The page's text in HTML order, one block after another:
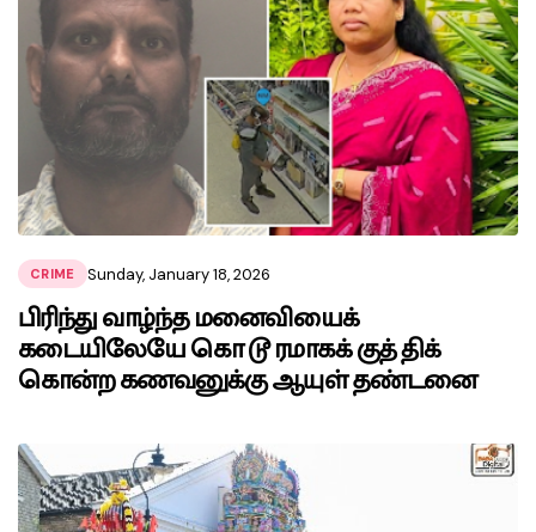
CRIME Sunday, January 18, 2026
பிரிந்து வாழ்ந்த மனைவியைக்
கடையிலேயே கொ டூ ரமாகக் குத் திக்
கொன்ற கணவனுக்கு ஆயுள் தண்டனை